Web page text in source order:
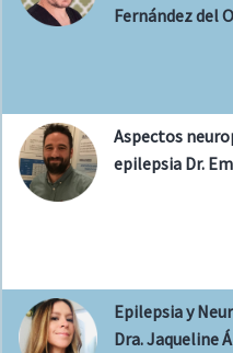
Fernández del
Aspectos
epilepsia Dr.
Epilepsia y
Dra. Jaqueline